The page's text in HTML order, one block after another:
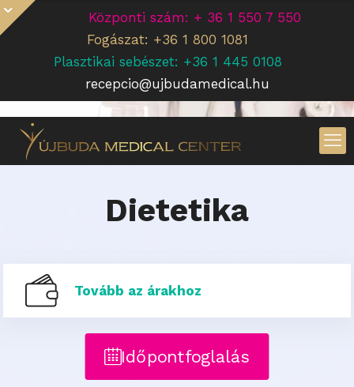
Központi szám: + 36 1 550 7 550
Fogászat: +36 1 800 1081
Plasztikai sebészet: +36 1 445 0108
recepcio@ujbudamedical.hu
Dietetika
Tovább az árakhoz
Időpontfoglalás